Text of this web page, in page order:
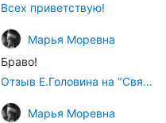
"...Звуковысотная шкала в
музыке древних греков
строилась в соответствии с
найденными опытным
путём частотными
интервалов (т.е.
Всех приветствую!
Марья Моревна
Браво!
Отзыв Е.Головина на "Священную Артанию" (2005)
Марья Моревна